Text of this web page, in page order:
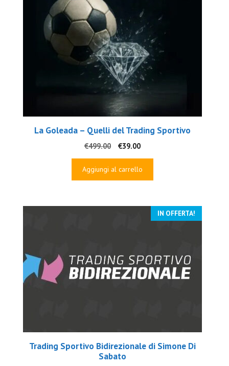
La Goleada – Quelli del Trading Sportivo
€499.00
Il
prezzo
originale
€39.00Il
prezzo
attuale
Aggiungi al carrello
IN OFFERTA!
Trading Sportivo Bidirezionale di Simone Di
Sabato